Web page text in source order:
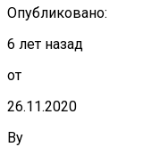
Опубликовано:
6 лет назад
от
26.11.2020
By